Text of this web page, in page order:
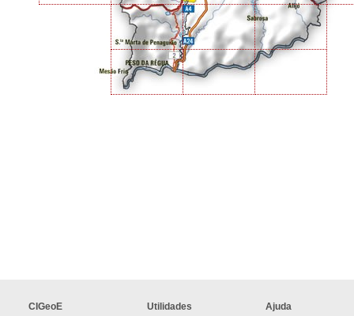
CIGeoE
Utilidades
Ajuda